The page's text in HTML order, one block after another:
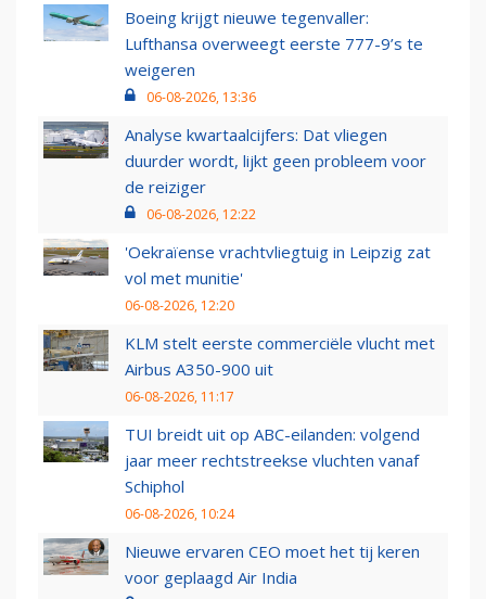
Boeing krijgt nieuwe tegenvaller:
Lufthansa overweegt eerste 777-9’s te
weigeren
06-08-2026, 13:36
Analyse kwartaalcijfers: Dat vliegen
duurder wordt, lijkt geen probleem voor
de reiziger
06-08-2026, 12:22
'Oekraïense vrachtvliegtuig in Leipzig zat
vol met munitie'
06-08-2026, 12:20
KLM stelt eerste commerciële vlucht met
Airbus A350-900 uit
06-08-2026, 11:17
TUI breidt uit op ABC-eilanden: volgend
jaar meer rechtstreekse vluchten vanaf
Schiphol
06-08-2026, 10:24
Nieuwe ervaren CEO moet het tij keren
voor geplaagd Air India